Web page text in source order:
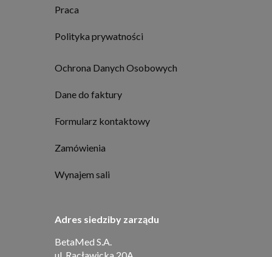
Praca
Polityka prywatności
Ochrona Danych Osobowych
Dane do faktury
Formularz kontaktowy
Zamówienia
Wynajem sali
Adres siedziby zarządu
BetaMed S.A.
ul. Racławicka 20A